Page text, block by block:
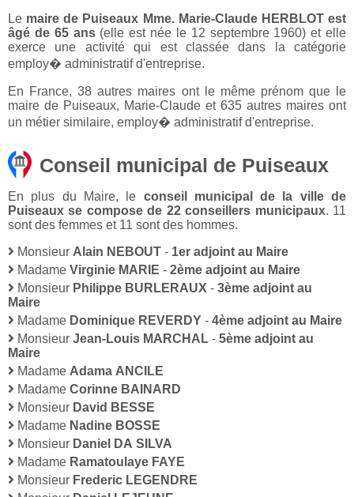
Le maire de Puiseaux Mme. Marie-Claude HERBLOT est
âgé de 65 ans(elle est née le 12 septembre 1960) et elle
exerce une activité qui est classée dans la catégorie
employ� administratif d'entreprise.
En France, 38 autres maires ont le même prénom que le
maire de Puiseaux, Marie-Claude et 635 autres maires ont
un métier similaire, employ� administratif d'entreprise.
Conseil municipal de Puiseaux
En plus du Maire, le conseil municipal de la ville de
Puiseaux se compose de 22 conseillers municipaux. 11
sont des femmes et 11 sont des hommes.
Monsieur Alain NEBOUT - 1er adjoint au Maire
Madame Virginie MARIE - 2ème adjoint au Maire
Monsieur Philippe BURLERAUX - 3ème adjoint au
Maire
Madame Dominique REVERDY - 4ème adjoint au Maire
Monsieur Jean-Louis MARCHAL - 5ème adjoint au
Maire
Madame Adama ANCILE
Madame Corinne BAINARD
Monsieur David BESSE
Madame Nadine BOSSE
Monsieur Daniel DA SILVA
Madame Ramatoulaye FAYE
Monsieur Frederic LEGENDRE